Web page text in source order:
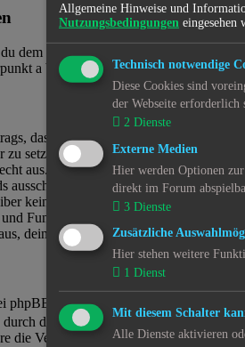
dem Betreiber ein einfaches, zeitlich
a bleibt auch nach Kündigung des
dass er keine Inhalte enthält, die
setzen bzw. zu verwenden.
aus. Bei Verstößen gegen diese
ausschließen und dir ein Hausverbot
keine Verantwortung für die Inhalte
Funktionen jederzeit zu löschen oder
deine Beiträge abzuändern, sofern
phpBB um eine unter der „
die deutschsprachige Community
die Verwendung der Software für
Allgemeine Hinweise und
Nutzungsbedingungen eingesehen
Technisch notwendige
Diese Cookies sind
der Webseite erforderlich
2 Dienste
Externe Medien
Hier werden Optionen
direkt im Forum
3 Dienste
Zusätzliche
Hier stehen weitere
1 Dienst
Mit diesem Schalter
Alle Dienste aktivieren